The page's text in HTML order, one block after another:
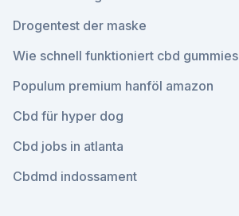
Drogentest der maske
Wie schnell funktioniert cbd gummies
Populum premium hanföl amazon
Cbd für hyper dog
Cbd jobs in atlanta
Cbdmd indossament